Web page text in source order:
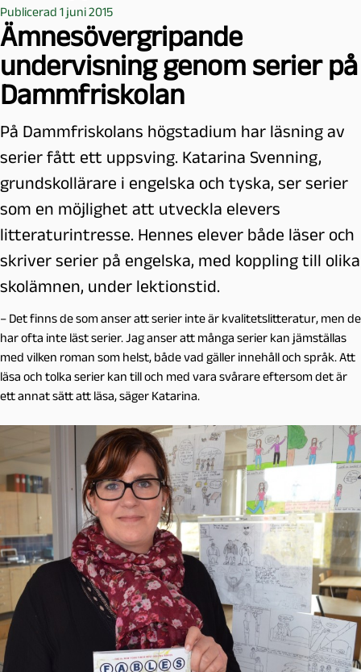
Publicerad 1 juni 2015
Ämnesövergripande
undervisning genom serier på
Dammfriskolan
På Dammfriskolans högstadium har läsning av
serier fått ett uppsving. Katarina Svenning,
grundskollärare i engelska och tyska, ser serier
som en möjlighet att utveckla elevers
litteraturintresse. Hennes elever både läser och
skriver serier på engelska, med koppling till olika
skolämnen, under lektionstid.
– Det finns de som anser att serier inte är kvalitetslitteratur, men de
har ofta inte läst serier. Jag anser att många serier kan jämställas
med vilken roman som helst, både vad gäller innehåll och språk. Att
läsa och tolka serier kan till och med vara svårare eftersom det är
ett annat sätt att läsa, säger Katarina.